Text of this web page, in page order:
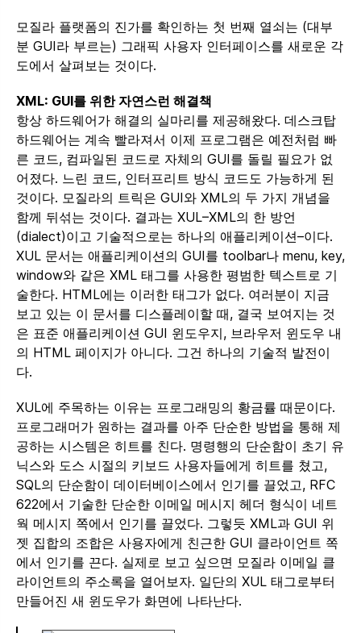
모질라 플랫폼의 진가를 확인하는 첫 번째 열쇠는 (대부
분 GUI라 부르는) 그래픽 사용자 인터페이스를 새로운 각
도에서 살펴보는 것이다.
XML: GUI를 위한 자연스런 해결책
항상 하드웨어가 해결의 실마리를 제공해왔다. 데스크탑
하드웨어는 계속 빨라져서 이제 프로그램은 예전처럼 빠
른 코드, 컴파일된 코드로 자체의 GUI를 돌릴 필요가 없
어졌다. 느린 코드, 인터프리트 방식 코드도 가능하게 된
것이다. 모질라의 트릭은 GUI와 XML의 두 가지 개념을
함께 뒤섞는 것이다. 결과는 XUL–XML의 한 방언
(dialect)이고 기술적으로는 하나의 애플리케이션–이다.
XUL 문서는 애플리케이션의 GUI를 toolbar나 menu, key,
window와 같은 XML 태그를 사용한 평범한 텍스트로 기
술한다. HTML에는 이러한 태그가 없다. 여러분이 지금
보고 있는 이 문서를 디스플레이할 때, 결국 보여지는 것
은 표준 애플리케이션 GUI 윈도우지, 브라우저 윈도우 내
의 HTML 페이지가 아니다. 그건 하나의 기술적 발전이
다.
XUL에 주목하는 이유는 프로그래밍의 황금률 때문이다.
프로그래머가 원하는 결과를 아주 단순한 방법을 통해 제
공하는 시스템은 히트를 친다. 명령행의 단순함이 초기 유
닉스와 도스 시절의 키보드 사용자들에게 히트를 쳤고,
SQL의 단순함이 데이터베이스에서 인기를 끌었고, RFC
622에서 기술한 단순한 이메일 메시지 헤더 형식이 네트
웍 메시지 쪽에서 인기를 끌었다. 그렇듯 XML과 GUI 위
젯 집합의 조합은 사용자에게 친근한 GUI 클라이언트 쪽
에서 인기를 끈다. 실제로 보고 싶으면 모질라 이메일 클
라이언트의 주소록을 열어보자. 일단의 XUL 태그로부터
만들어진 새 윈도우가 화면에 나타난다.